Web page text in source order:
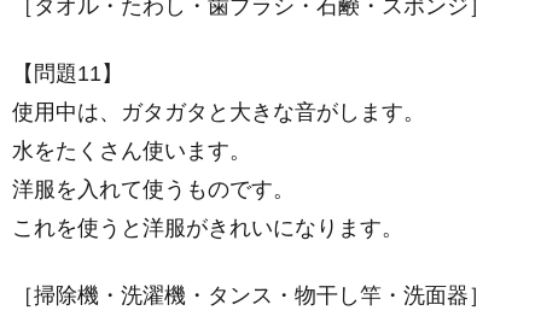
［タオル・たわし・歯ブラシ・石鹸・スポンジ］
【問題11】
使用中は、ガタガタと大きな音がします。
水をたくさん使います。
洋服を入れて使うものです。
これを使うと洋服がきれいになります。
［掃除機・洗濯機・タンス・物干し竿・洗面器］